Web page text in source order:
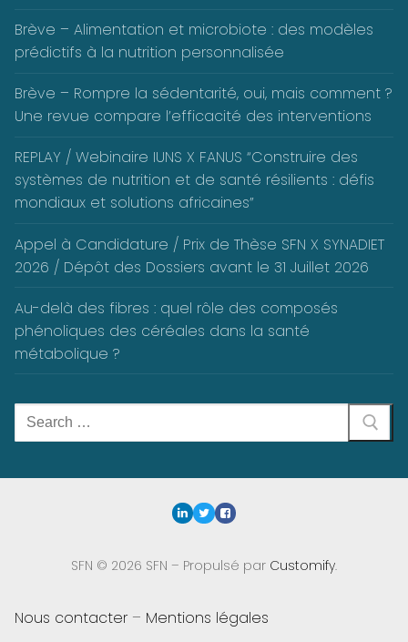
Brève – Alimentation et microbiote : des modèles
prédictifs à la nutrition personnalisée
Brève – Rompre la sédentarité, oui, mais comment ?
Une revue compare l’efficacité des interventions
REPLAY / Webinaire IUNS X FANUS “Construire des
systèmes de nutrition et de santé résilients : défis
mondiaux et solutions africaines”
Appel à Candidature / Prix de Thèse SFN X SYNADIET
2026 / Dépôt des Dossiers avant le 31 Juillet 2026
Au-delà des fibres : quel rôle des composés
phénoliques des céréales dans la santé
métabolique ?
Rechercher
:
SFN © 2026 SFN – Propulsé par Customify.
Nous contacter – Mentions légales